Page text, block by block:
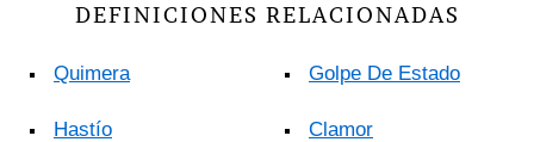
DEFINICIONES RELACIONADAS
Quimera
Hastío
Golpe De Estado
Clamor